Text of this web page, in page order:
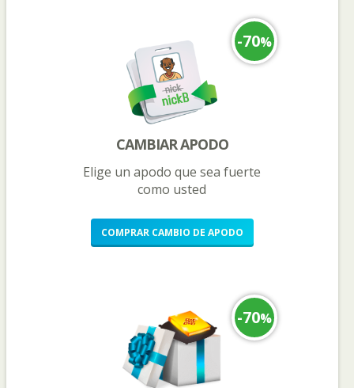
-70%
CAMBIAR APODO
Elige un apodo que sea fuerte
como usted
COMPRAR CAMBIO DE APODO
-70%